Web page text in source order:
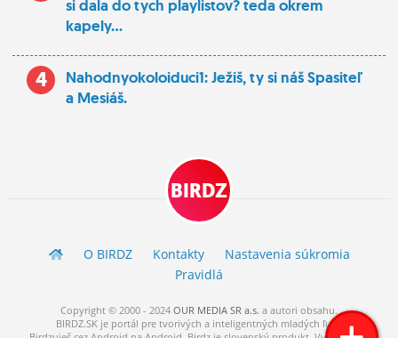
si dala do tych playlistov? teda okrem
kapely...
4
Nahodnyokoloiduci1: Ježiš, ty si náš Spasiteľ
a Mesiáš.
BIRDZ
O BIRDZ Kontakty
Nastavenia súkromia
Pravidlá
Copyright © 2000 - 2024 OUR MEDIA SR a.s. a autori obsahu.
BIRDZ.SK je portál pre tvorivých a inteligentných mladých ľudí.